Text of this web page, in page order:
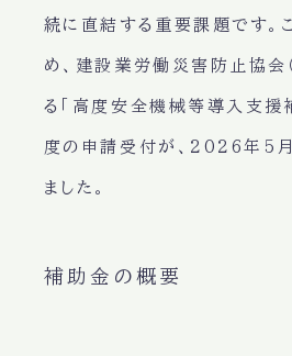
続に直結する重要課題です。
め、建設業労働災害防止協会
る「高度安全機械等導入支援
度の申請受付が、 2026年5月
ました。
補助金の概要